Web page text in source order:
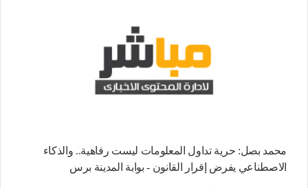
محمد بصل: حرية تداول المعلومات ليست رفاهية.. والذكاء
الاصطناعي يفرض إقرار القانون - بوابة المدينة برس